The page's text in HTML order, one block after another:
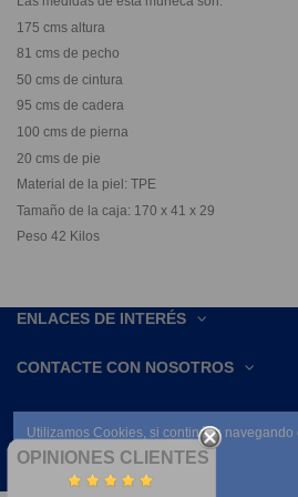
175 cms altura
81 cms de pecho
50 cms de cintura
95 cms de cadera
100 cms de pierna
20 cms de pie
Material de la piel: TPE
Tamaño de la caja: 170 x 41 x 29
Peso 42 Kilos
ENLACES DE INTERÉS
CONTACTE CON NOSOTROS
OPINIONES CLIENTES
Utilizamos Cookies, si continúas
uso.
Leer condiciones